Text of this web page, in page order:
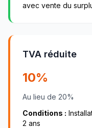
avec vente du
TVA réduite
10%
Au lieu de 20%
Conditions :
2 ans